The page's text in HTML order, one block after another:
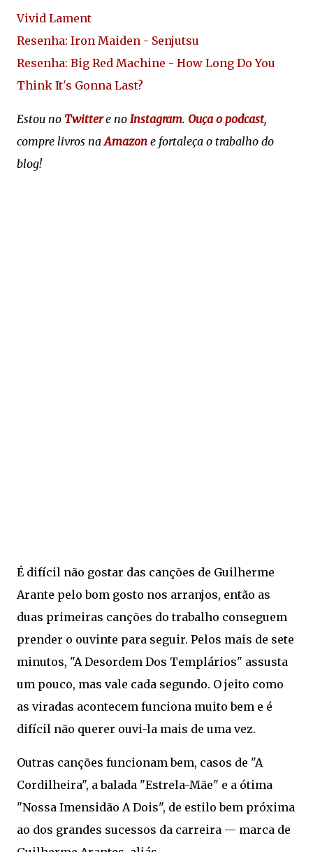
Vivid Lament
Resenha: Iron Maiden - Senjutsu
Resenha: Big Red Machine - How Long Do You
Think It's Gonna Last?
Estou no Twittere no Instagram. Ouça o podcast,
compre livros naAmazon e fortaleça o trabalho do
blog!
É difícil não gostar das canções de Guilherme
Arante pelo bom gosto nos arranjos, então as
duas primeiras canções do trabalho conseguem
prender o ouvinte para seguir. Pelos mais de sete
minutos, "A Desordem Dos Templários" assusta
um pouco, mas vale cada segundo. O jeito como
as viradas acontecem funciona muito bem e é
difícil não querer ouvi-la mais de uma vez.
Outras canções funcionam bem, casos de "A
Cordilheira", a balada "Estrela-Mãe" e a ótima
"Nossa Imensidão A Dois", de estilo bem próxima
ao dos grandes sucessos da carreira — marca de